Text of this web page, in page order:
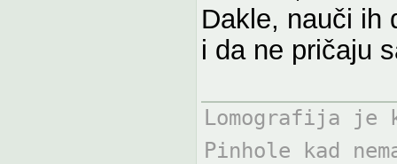
Dakle, nauči ih
i da ne pričaju
Lomografija je
Pinhole kad